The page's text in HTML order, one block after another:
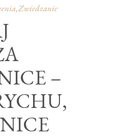
, Zwiedzanie
–